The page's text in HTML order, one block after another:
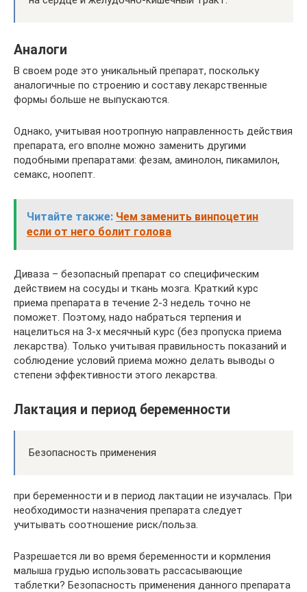
Аналоги
В своем роде это уникальный препарат, поскольку
аналогичные по строению и составу лекарственные
формы больше не выпускаются.
Однако, учитывая ноотропную направленность действия
препарата, его вполне можно заменить другими
подобными препаратами: фезам, аминолон, пикамилон,
семакс, ноопепт.
Читайте также: Чем заменить винпоцетин
если от него болит голова
Диваза – безопасный препарат со специфическим
действием на сосуды и ткань мозга. Краткий курс
приема препарата в течение 2-3 недель точно не
поможет. Поэтому, надо набраться терпения и
нацелиться на 3-х месячный курс (без пропуска приема
лекарства). Только учитывая правильность показаний и
соблюдение условий приема можно делать выводы о
степени эффективности этого лекарства.
Лактация и период беременности
Безопасность применения
при беременности и в период лактации не изучалась. При
необходимости назначения препарата следует
учитывать соотношение риск/польза.
Разрешается ли во время беременности и кормления
малыша грудью использовать рассасывающие
таблетки? Безопасность применения данного препарата